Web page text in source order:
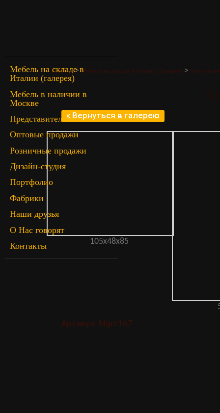
Мебель на складе в
Италии (галерея)
Мебель в наличии в
Москве
Представительство
Оптовые продажи
Розничные продажи
Дизайн-студия
Портфолио
Фабрики
Наши друзья
О Нас говорят
Контакты
Главная>Мебель на складе в Италии (Галерея) > Мягкая
« Вернуться в галерею
105х48х85
Артикул: Mgrc167